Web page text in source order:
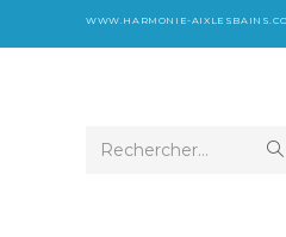
to
WWW.HARMONIE-
Rechercher…